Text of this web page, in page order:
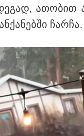
ათო­ბით
ჩარ­ჩა.